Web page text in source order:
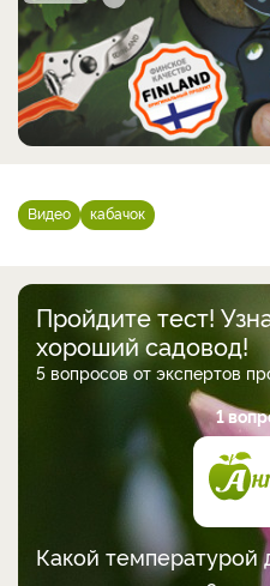
Видео кабачок
Пройдите тест!
хороший садовод!
5 вопросов от экспертов
1
Какой температурой